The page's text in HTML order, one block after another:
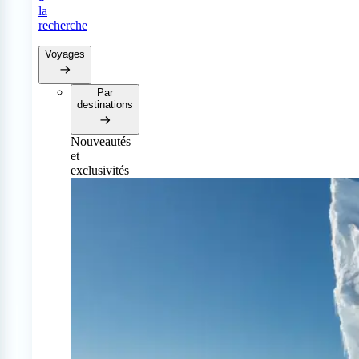
la
recherche
Voyages
Par
destinations
Nouveautés
et
exclusivités